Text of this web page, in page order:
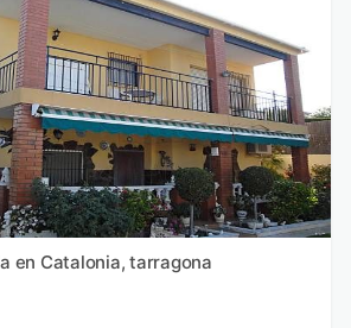
en Catalonia, tarragona